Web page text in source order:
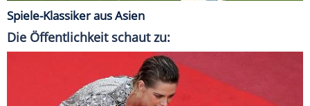
Spiele-Klassiker aus Asien
Die Öffentlichkeit schaut zu: